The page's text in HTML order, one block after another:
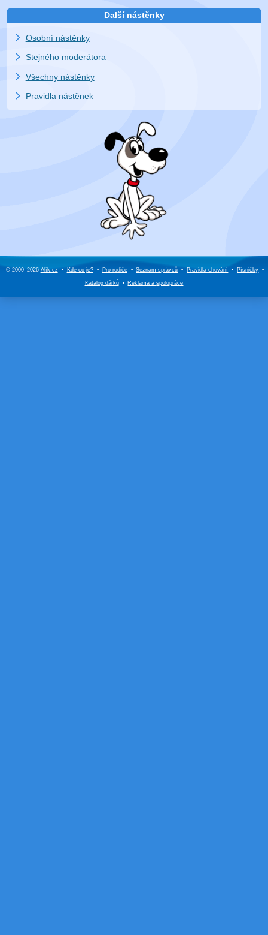
Další nástěnky
Osobní nástěnky
Stejného moderátora
Všechny nástěnky
Pravidla nástěnek
© 2000–2026Alík.cz • Kde co je? • Pro rodiče • Seznam správců • Pravidla chování • Písničky •
Katalog dárků • Reklama aspolupráce